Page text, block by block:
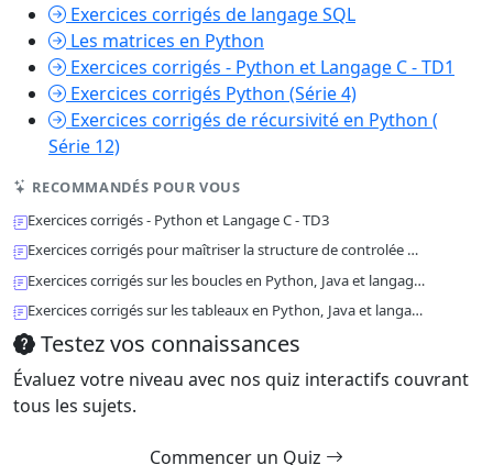
Exercices corrigés de langage SQL
Les matrices en Python
Exercices corrigés - Python et Langage C - TD1
Exercices corrigés Python (Série 4)
Exercices corrigés de récursivité en Python (
Série 12)
RECOMMANDÉS POUR VOUS
Exercices corrigés - Python et Langage C - TD3
Exercices corrigés pour maîtriser la structure de controlée …
Exercices corrigés sur les boucles en Python, Java et langag…
Exercices corrigés sur les tableaux en Python, Java et langa…
Testez vos connaissances
Évaluez votre niveau avec nos quiz interactifs couvrant
tous les sujets.
Commencer un Quiz